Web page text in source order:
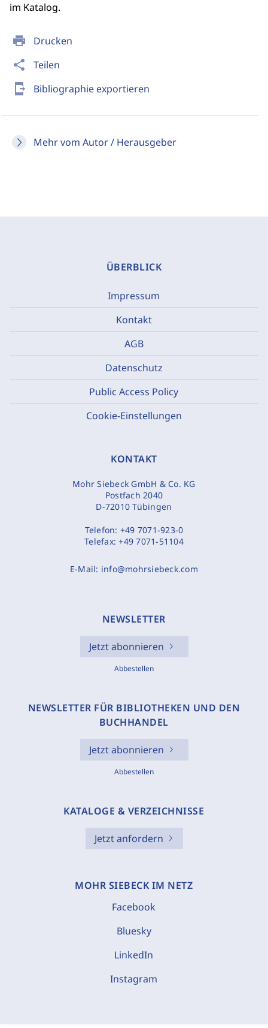
print Drucken
share Teilen
send_to_mobile Bibliographie exportieren
Mehr vom Autor / Herausgeber
im Katalog.
ÜBERBLICK
Impressum
Kontakt
AGB
Datenschutz
Public Access Policy
Cookie-Einstellungen
KONTAKT
Mohr Siebeck GmbH & Co. KG
Postfach 2040
D-72010 Tübingen
Telefon: +49 7071-923-0
Telefax:+49 7071-51104
E-Mail: info@mohrsiebeck.com
NEWSLETTER
Jetzt abonnieren
Abbestellen
NEWSLETTER FÜR BIBLIOTHEKEN UND DEN
BUCHHANDEL
Jetzt abonnieren
Abbestellen
KATALOGE & VERZEICHNISSE
Jetzt anfordern
MOHR SIEBECK IM NETZ
Facebook
Bluesky
LinkedIn
Instagram